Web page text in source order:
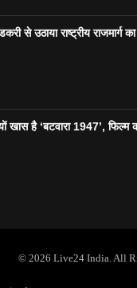
से उठाया राष्ट्रीय राजमार्ग का
खास है ‘बटवारा 1947’, फिल्म
© 2026 Live24 India. All